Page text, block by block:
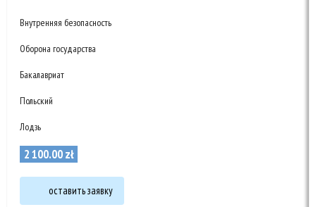
Внутренняя безопасность
Оборона государства
Бакалавриат
Польский
Лодзь
2 100.00zł
оставить заявку